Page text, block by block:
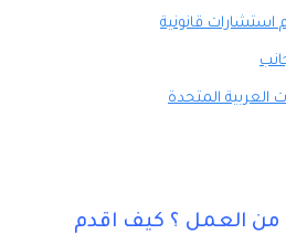
قانونية
العربية المتحدة
من العمل ؟ كيف اقدم